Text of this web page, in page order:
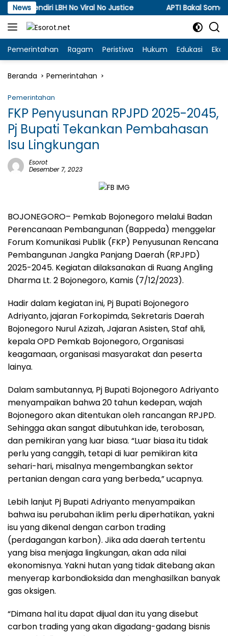
Langsung
ke
konten
NewsLBH No Viral No Justice APTI Bakal Somasi dan
Pemerintahan Ragam Peristiwa Hukum Edukasi
Beranda Pemerintahan
Pemerintahan
FKP Penyusunan RPJPD 2025-2045,
Pj Bupati Tekankan Pembahasan
Isu Lingkungan
Esorot
Desember 7, 2023
BOJONEGORO– Pemkab Bojonegoro melalui Badan
Perencanaan Pembangunan (Bappeda) menggelar
Forum Komunikasi Publik (FKP) Penyusunan Rencana
Pembangunan Jangka Panjang Daerah (RPJPD)
2025-2045. Kegiatan dilaksanakan di Ruang Angling
Dharma Lt. 2 Bojonegoro, Kamis (7/12/2023).
Hadir dalam kegiatan ini, Pj Bupati Bojonegoro
Adriyanto, jajaran Forkopimda, Sekretaris Daerah
Bojonegoro Nurul Azizah, Jajaran Asisten, Staf ahli,
kepala OPD Pemkab Bojonegoro, Organisasi
keagamaan, organisasi masyarakat dan peserta
lainya.
Dalam sambutannya, Pj Bupati Bojonegoro Adriyanto
menyampaikan bahwa 20 tahun kedepan, wajah
Bojonegoro akan ditentukan oleh rancangan RPJPD.
Sehingga akan sangat dibutuhkan ide, terobosan,
dan pemikiran yang luar biasa. “Luar biasa itu tidak
perlu yang canggih, tetapi di luar pemikiran kita
sehari-hari, misalnya mengembangkan sektor
pertanian dengan cara yang berbeda,” ucapnya.
Lebih lanjut Pj Bupati Adriyanto menyampaikan
bahwa isu perubahan iklim perlu diperhatikan, yakni
isu yang dikenal dengan carbon trading
(perdagangan karbon). Jika ada daerah tertentu
yang bisa menjaga lingkungan, akan ada nilai
ekonomisnya. Yakni hutan yang tidak ditebang akan
menyerap karbondioksida dan menghasilkan banyak
gas oksigen.
“Dimana hal itu dapat dijual dan itu yang disebut
carbon trading yang akan digadang-gadang bisnis